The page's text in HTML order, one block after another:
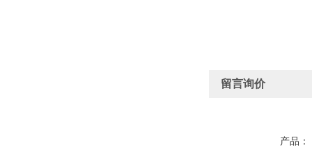
留言询价
产品：